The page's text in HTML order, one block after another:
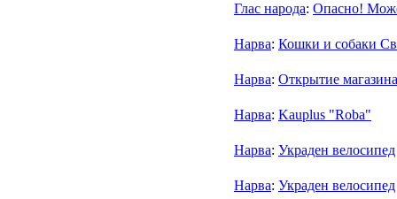
Глас народа: Опасно!
Нарва: Кошки и собаки
Нарва: Открытие
Нарва: Kauplus "Roba"
Нарва: Украден велосипед
Нарва: Украден велосипед